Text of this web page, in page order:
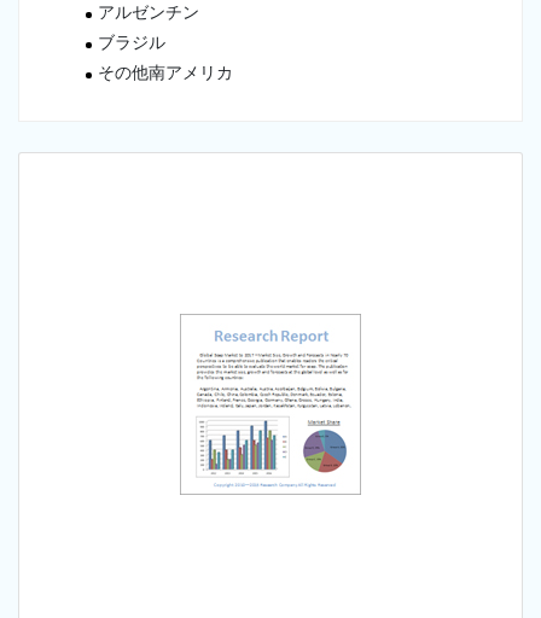
アルゼンチン
ブラジル
その他南アメリカ